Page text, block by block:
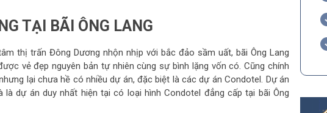
TẠI BÃI ÔNG LANG
thị trấn Đông Dương nhộn nhịp với bắc đảo sầm uất, bãi Ông Lang
vẻ đẹp nguyên bản tự nhiên cùng sự bình lặng vốn có. Cũng chính
lại chưa hề có nhiều dự án, đặc biệt là các dự án Condotel. Dự án
là dự án duy nhất hiện tại có loại hình Condotel đẳng cấp tại bãi Ông